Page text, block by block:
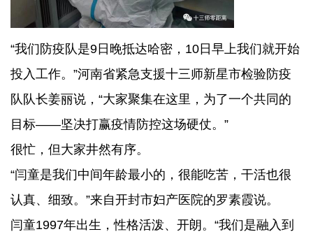
“我们防疫队是9日晚抵达哈密，10日早上我们就开始
投入工作。”河南省紧急支援十三师新星市检验防疫
队队长姜丽说，“大家聚集在这里，为了一个共同的
目标——坚决打赢疫情防控这场硬仗。”
很忙，但大家井然有序。
“闫童是我们中间年龄最小的，很能吃苦，干活也很
认真、细致。”来自开封市妇产医院的罗素霞说。
闫童1997年出生，性格活泼、开朗。“我们是融入到